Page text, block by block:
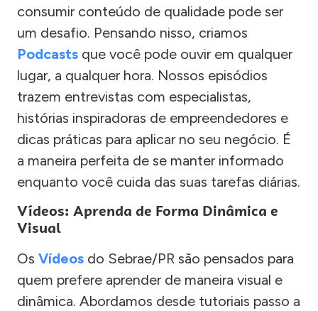
consumir conteúdo de qualidade pode ser
um desafio. Pensando nisso, criamos
Podcasts que você pode ouvir em qualquer
lugar, a qualquer hora. Nossos episódios
trazem entrevistas com especialistas,
histórias inspiradoras de empreendedores e
dicas práticas para aplicar no seu negócio. É
a maneira perfeita de se manter informado
enquanto você cuida das suas tarefas diárias.
Vídeos: Aprenda de Forma Dinâmica e
Visual
Os Vídeos do Sebrae/PR são pensados para
quem prefere aprender de maneira visual e
dinâmica. Abordamos desde tutoriais passo a